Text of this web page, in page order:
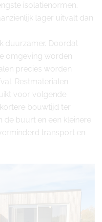
isolatienormen,
lager uitvalt dan
duurzamer. Doordat
omgeving worden
precies worden
Restmaterialen
voor volgende
bouwtijd ter
de buurt en een kleinere
transport en